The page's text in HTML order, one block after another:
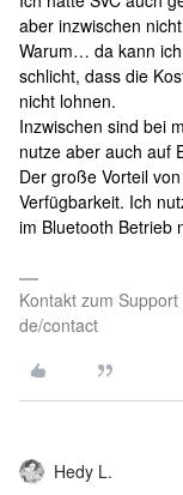
aber inzwischen
Warum… da kann
schlicht, dass die
nicht lohnen.
Inzwischen sind bei
nutze aber auch auf
Der große Vorteil
Verfügbarkeit. Ich
im Bluetooth Betrieb
Kontakt zum
de/contact
Hedy L.